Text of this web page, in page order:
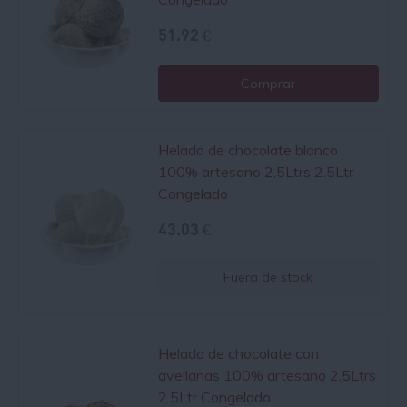
Comprar
Helado de chocolate blanco
100% artesano 2,5Ltrs 2.5Ltr
Congelado
Fuera de stock
Helado de chocolate con
avellanas 100% artesano 2,5Ltrs
2.5Ltr Congelado